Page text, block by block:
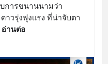
บการขนานนามว่า
าวรุ่งพุ่งแรง ที่น่าจับตา
อ่านต่อ